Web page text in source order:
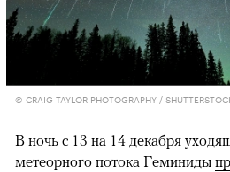
© CRAIG TAYLOR PHOTOGRAPHY /
В ночь с 13 на 14 декабря
метеорного потока Геминиды